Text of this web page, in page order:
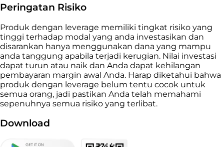
Peringatan Risiko
Produk dengan leverage memiliki tingkat risiko yang
tinggi terhadap modal yang anda investasikan dan
disarankan hanya menggunakan dana yang mampu
anda tanggung apabila terjadi kerugian. Nilai investasi
dapat turun atau naik dan Anda dapat kehilangan
pembayaran margin awal Anda. Harap diketahui bahwa
produk dengan leverage belum tentu cocok untuk
semua orang, jadi pastikan Anda telah memahami
sepenuhnya semua risiko yang terlibat.
Download